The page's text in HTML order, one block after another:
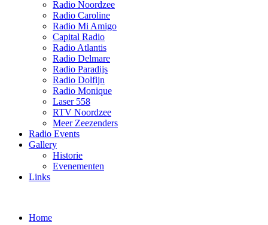
Radio Noordzee
Radio Caroline
Radio Mi Amigo
Capital Radio
Radio Atlantis
Radio Delmare
Radio Paradijs
Radio Dolfijn
Radio Monique
Laser 558
RTV Noordzee
Meer Zeezenders
Radio Events
Gallery
Historie
Evenementen
Links
Home